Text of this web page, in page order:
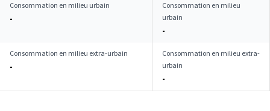
Consommation en milieu urbain
-
Consommation en milieu
urbain
-
Consommation en milieu extra-urbain
-
Consommation en milieu extra-
urbain
-